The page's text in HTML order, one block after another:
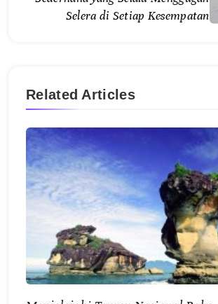
Selera di Setiap Kesempatan
Related Articles